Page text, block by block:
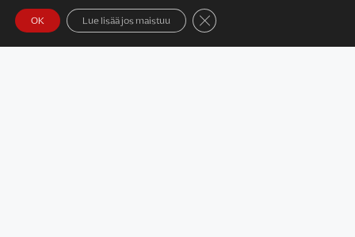
OK Lue lisää jos maistuu Sulje evästebanneri